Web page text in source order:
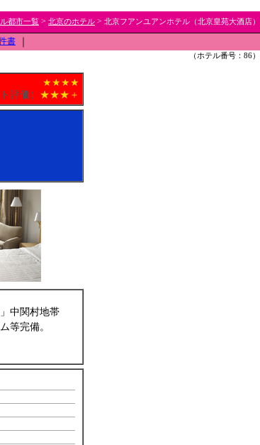
都市一覧 > 北京のホテル > 北京フアンユアンホテル（北京皇苑大酒店）
書
（ホテル番号：86）
★★★★
評価） ★★★＋
中関村地帯
等完備。